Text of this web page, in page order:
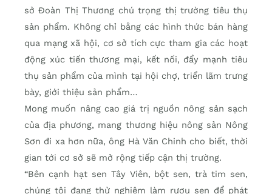
sở Đoàn Thị Thương chú trọng thị trường tiêu thụ
sản phẩm. Không chỉ bằng các hình thức bán hàng
qua mạng xã hội, cơ sở tích cực tham gia các hoạt
động xúc tiến thương mại, kết nối, đẩy mạnh tiêu
thụ sản phẩm của mình tại hội chợ, triển lãm trưng
bày, giới thiệu sản phẩm…
Mong muốn nâng cao giá trị nguồn nông sản sạch
của địa phương, mang thương hiệu nông sản Nông
Sơn đi xa hơn nữa, ông Hà Văn Chinh cho biết, thời
gian tới cơ sở sẽ mở rộng tiếp cận thị trường.
“Bên cạnh hạt sen Tây Viên, bột sen, trà tim sen,
chúng tôi đang thử nghiệm làm rượu sen để phát